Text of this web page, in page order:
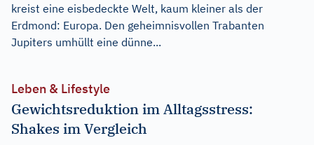
kreist eine eisbedeckte Welt, kaum kleiner als der
Erdmond: Europa. Den geheimnisvollen Trabanten
Jupiters umhüllt eine dünne...
Leben & Lifestyle
Gewichtsreduktion im Alltagsstress:
Shakes im Vergleich